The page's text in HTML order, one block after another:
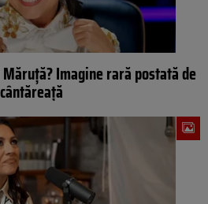
Imagine rară postată de
cântăreaţă